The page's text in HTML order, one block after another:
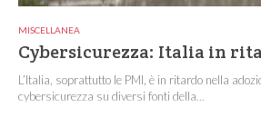
MISCELLANEA
Cybersicurezza: Italia in
L’Italia, soprattutto le PMI, è in ritardo nella
cybersicurezza su diversi fonti della...